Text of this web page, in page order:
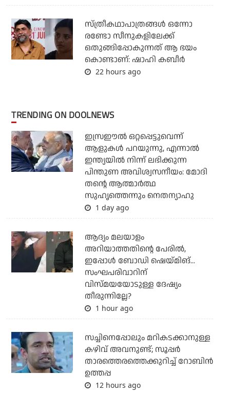
സ്ത്രീകഥാപാത്രങ്ങൾ ഒന്നോ
രണ്ടോ സീനുകളിലേക്ക്
ഒതുങ്ങിപ്പോകുന്നത് ആ ഭയം
കൊണ്ടാണ്: ഷാഹി കബീർ
22 hours ago
TRENDING ON DOOLNEWS
ഇസ്രഈല്‍ ഒറ്റപ്പെട്ടുവെന്ന്
ആളുകള്‍ പറയുന്നു, എന്നാല്‍
ഇന്ത്യയില്‍ നിന്ന് ലഭിക്കുന്ന
പിന്തുണ അവിശ്വസനീയം: മോദി
തന്റെ ആത്മാര്‍ത്ഥ
സുഹൃത്തെന്നും നെതന്യാഹു
1 day ago
ആദ്യം മലയാളം
അറിയാത്തതിന്റെ പേരില്‍,
ഇപ്പോള്‍ ബോഡി ഷെയ്മിങ്...
സംഘപരിവാറിന്
വിസ്മയയോടുള്ള ദേഷ്യം
തീരുന്നില്ലേ?
1 hour ago
സച്ചിനെപ്പോലും മറികടക്കാനുള്ള
കഴിവ് അവനുണ്ട്; സൂപ്പര്‍
താരത്തെരത്തെക്കുറിച്ച് റോബിന്‍
ഉത്തപ്പ
12 hours ago